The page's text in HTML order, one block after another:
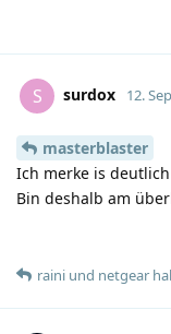
S surdox 12.
masterblaster
Ich merke is
Bin deshalb am
raini und netgear